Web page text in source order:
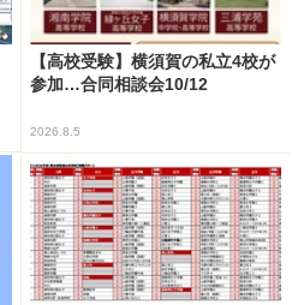
【高校受験】横須賀の私立4校が
参加…合同相談会10/12
2026.8.5